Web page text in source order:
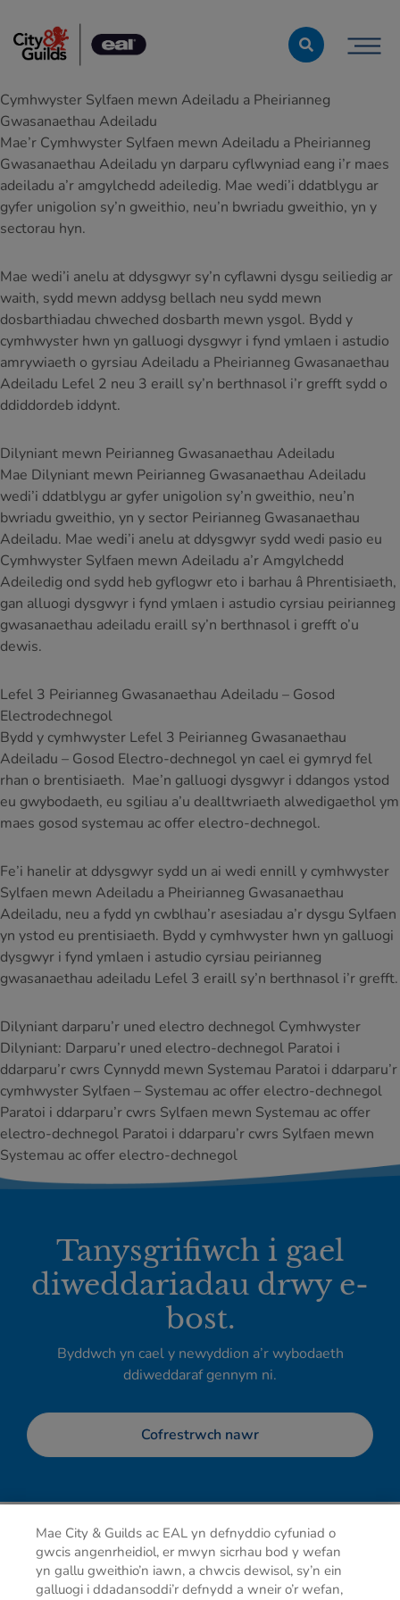
Cymhwyster Sylfaen mewn Adeiladu a Pheirianneg
Gwasanaethau Adeiladu
Mae’r Cymhwyster Sylfaen mewn Adeiladu a Pheirianneg
Gwasanaethau Adeiladu yn darparu cyflwyniad eang i’r maes
adeiladu a’r amgylchedd adeiledig. Mae wedi’i ddatblygu ar
gyfer unigolion sy’n gweithio, neu’n bwriadu gweithio, yn y
sectorau hyn.
Mae wedi’i anelu at ddysgwyr sy’n cyflawni dysgu seiliedig ar
waith, sydd mewn addysg bellach neu sydd mewn
dosbarthiadau chweched dosbarth mewn ysgol. Bydd y
cymhwyster hwn yn galluogi dysgwyr i fynd ymlaen i astudio
amrywiaeth o gyrsiau Adeiladu a Pheirianneg Gwasanaethau
Adeiladu Lefel 2 neu 3 eraill sy’n berthnasol i’r grefft sydd o
ddiddordeb iddynt.
Dilyniant mewn Peirianneg Gwasanaethau Adeiladu
Mae Dilyniant mewn Peirianneg Gwasanaethau Adeiladu
wedi’i ddatblygu ar gyfer unigolion sy’n gweithio, neu’n
bwriadu gweithio, yn y sector Peirianneg Gwasanaethau
Adeiladu. Mae wedi’i anelu at ddysgwyr sydd wedi pasio eu
Cymhwyster Sylfaen mewn Adeiladu a’r Amgylchedd
Adeiledig ond sydd heb gyflogwr eto i barhau â Phrentisiaeth,
gan alluogi dysgwyr i fynd ymlaen i astudio cyrsiau peirianneg
gwasanaethau adeiladu eraill sy’n berthnasol i grefft o’u
dewis.
Lefel 3 Peirianneg Gwasanaethau Adeiladu – Gosod
Electrodechnegol
Bydd y cymhwyster Lefel 3 Peirianneg Gwasanaethau
Adeiladu – Gosod Electro-dechnegol yn cael ei gymryd fel
rhan o brentisiaeth. Mae’n galluogi dysgwyr i ddangos ystod
eu gwybodaeth, eu sgiliau a’u dealltwriaeth alwedigaethol ym
maes gosod systemau ac offer electro-dechnegol.
Fe’i hanelir at ddysgwyr sydd un ai wedi ennill y cymhwyster
Sylfaen mewn Adeiladu a Pheirianneg Gwasanaethau
Adeiladu, neu a fydd yn cwblhau’r asesiadau a’r dysgu Sylfaen
yn ystod eu prentisiaeth. Bydd y cymhwyster hwn yn galluogi
dysgwyr i fynd ymlaen i astudio cyrsiau peirianneg
gwasanaethau adeiladu Lefel 3 eraill sy’n berthnasol i’r grefft.
Dilyniant darparu’r uned electro dechnegol Cymhwyster
Dilyniant: Darparu’r uned electro-dechnegol Paratoi i
ddarparu’r cwrs Cynnydd mewn Systemau Paratoi i ddarparu’r
cymhwyster Sylfaen – Systemau ac offer electro-dechnegol
Paratoi i ddarparu’r cwrs Sylfaen mewn Systemau ac offer
electro-dechnegol Paratoi i ddarparu’r cwrs Sylfaen mewn
Systemau ac offer electro-dechnegol
Tanysgrifiwch i gael
diweddariadau drwy e-
bost.
Byddwch yn cael y newyddion a’r wybodaeth
ddiweddaraf gennym ni.
Cofrestrwch nawr
Mae City & Guilds ac EAL yn defnyddio cyfuniad o
gwcis angenrheidiol, er mwyn sicrhau bod y wefan
yn gallu gweithio’n iawn, a chwcis dewisol, sy’n ein
galluogi i ddadansoddi’r defnydd a wneir o’r wefan,